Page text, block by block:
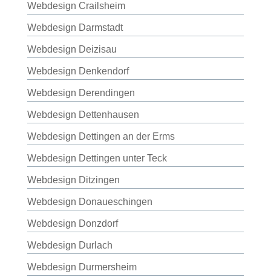
Webdesign Crailsheim
Webdesign Darmstadt
Webdesign Deizisau
Webdesign Denkendorf
Webdesign Derendingen
Webdesign Dettenhausen
Webdesign Dettingen an der Erms
Webdesign Dettingen unter Teck
Webdesign Ditzingen
Webdesign Donaueschingen
Webdesign Donzdorf
Webdesign Durlach
Webdesign Durmersheim